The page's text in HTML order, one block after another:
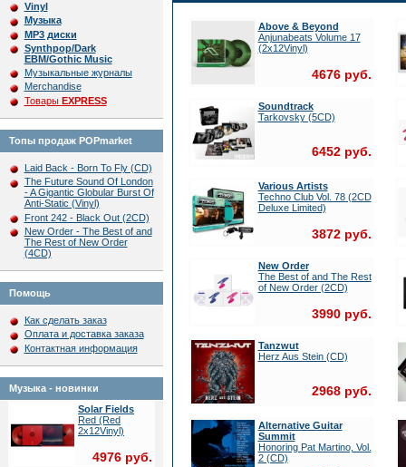
Vinyl
Музыка
MP3 диски
Synthpop/Dark
EBM/Gothic Music
Музыкальные журналы
Merchandise
Товары EXPRESS
Топы продаж POPmarket
Laid Back - Born To Fly (CD)
The Future Sound Of London
- A Gigantic Globular Burst Of
Anti-Static (Vinyl)
Front 242 - Black Out (2CD)
New Order - The Best of and
The Rest of New Order
(4CD)
Помощь
Как сделать заказ
Оплата и доставка заказа
Контактная информация
Музыка - новинки
Solar Fields
Red (Red
2x12Vinyl)
4976 руб.
Above & Beyond
Anjunabeats Volume 17
(2x12Vinyl)
4676 руб.
Soundtrack
Tarkovsky (5CD)
6452 руб.
Various Artists
Techno Club Vol. 78 (2CD
Deluxe Limited)
3872 руб.
New Order
The Best of and The Rest
of New Order (2CD)
3990 руб.
Tanzwut
Herz Aus Stein (CD)
2968 руб.
Alternative Guitar
Summit
Honoring Pat Martino, Vol.
2 (CD)